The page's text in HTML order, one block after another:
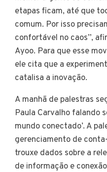
etapas ficam, até que
comum. Por isso
confortável no caos”,
Ayoo. Para que esse
ele cita que a
catalisa a inovação.
A manhã de palestras
Paula Carvalho falando
mundo conectado’. A
gerenciamento de
trouxe dados sobre a
de informação e